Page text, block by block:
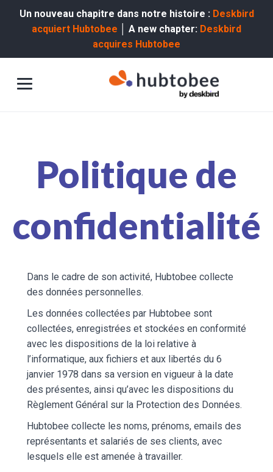
Un nouveau chapitre dans notre histoire : Deskbird
acquiert Hubtobee │ A new chapter: Deskbird
acquires Hubtobee
Politique de
confidentialité
Dans le cadre de son activité, Hubtobee collecte
des données personnelles.
Les données collectées par Hubtobee sont
collectées, enregistrées et stockées en conformité
avec les dispositions de la loi relative à
l’informatique, aux fichiers et aux libertés du 6
janvier 1978 dans sa version en vigueur à la date
des présentes, ainsi qu’avec les dispositions du
Règlement Général sur la Protection des Données.
Hubtobee collecte les noms, prénoms, emails des
représentants et salariés de ses clients, avec
lesquels elle est amenée à travailler.